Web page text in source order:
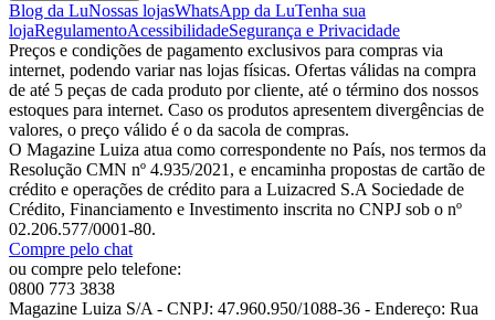
Blog da LuNossas lojasWhatsApp da LuTenha sua
lojaRegulamentoAcessibilidadeSegurança e Privacidade
Preços e condições de pagamento exclusivos para compras via
internet, podendo variar nas lojas físicas. Ofertas válidas na compra
de até 5 peças de cada produto por cliente, até o término dos nossos
estoques para internet. Caso os produtos apresentem divergências de
valores, o preço válido é o da sacola de compras.
O Magazine Luiza atua como correspondente no País, nos termos da
Resolução CMN nº 4.935/2021, e encaminha propostas de cartão de
crédito e operações de crédito para a Luizacred S.A Sociedade de
Crédito, Financiamento e Investimento inscrita no CNPJ sob o nº
02.206.577/0001-80.
Compre pelo chat
ou compre pelo telefone:
0800 773 3838
Magazine Luiza S/A - CNPJ: 47.960.950/1088-36 - Endereço: Rua